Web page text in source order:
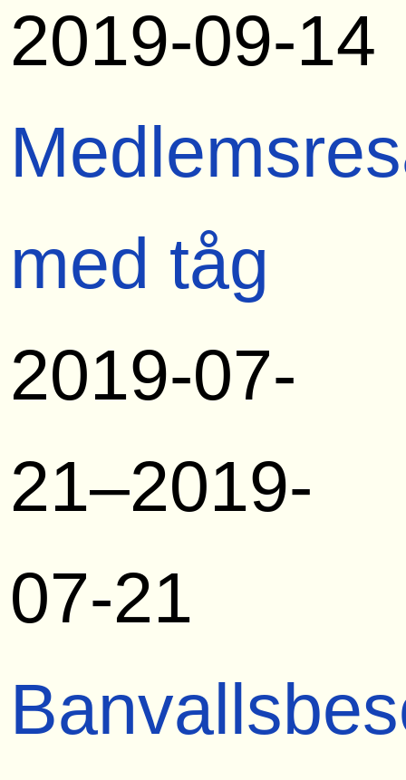
2019-09-14
med tåg
2019-07-
21–2019-
07-21